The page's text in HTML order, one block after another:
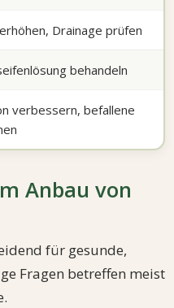
Drainage prüfen
behandeln
verbessern, befallene
Anbau von
für gesunde,
Fragen betreffen meist